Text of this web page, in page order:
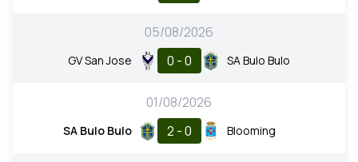
05/08/2026
GV San Jose 0 - 0 SA Bulo Bulo
01/08/2026
SA Bulo Bulo 2 - 0 Blooming